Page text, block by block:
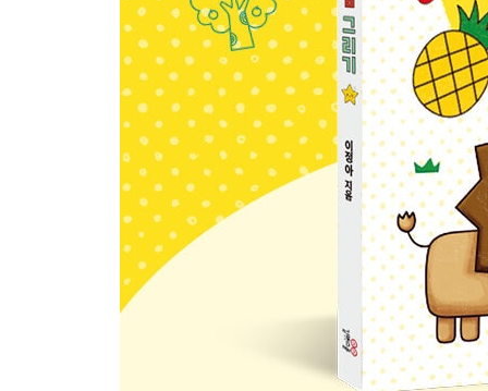
경찰차와 구급차 98
소방차와 트럭 100
굴착기과 불도저 102
자전거 104
비행기와 헬리콥터 106
돛단배와 잠수함 108
여객선 110
기차 112
우주선과 로켓 114
6장 사람